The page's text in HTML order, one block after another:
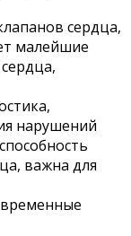
сердца,
малейшие
нарушений
важна для